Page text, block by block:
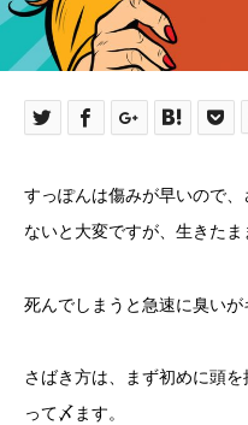
すっぽんは傷みが早いので
ないと大変ですが、生きたま
死んでしまうと急速に臭いが
さばき方は、まず初めに頭
って〆ます。